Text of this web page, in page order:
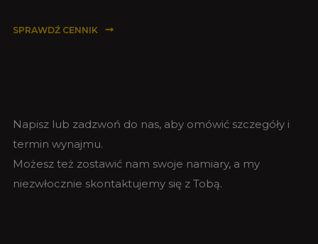
SPRAWDŹ CENNIK
Napisz lub zadzwoń do nas, aby omówić szczegóły i
termin wynajmu.
Możesz też zostawić nam swoje namiary, a my
niezwłocznie skontaktujemy się z Tobą.